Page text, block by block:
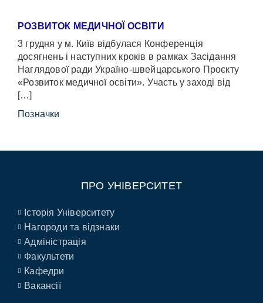
РОЗВИТОК МЕДИЧНОЇ ОСВІТИ
3 грудня у м. Київ відбулася Конференція
досягнень і наступних кроків в рамках Засідання
Наглядової ради Україно-швейцарського Проєкту
«Розвиток медичної освіти». Участь у заході від
[…]
Позначки
ПРО УНІВЕРСИТЕТ
Історія Університету
Нагороди та відзнаки
Адміністрація
Факультети
Кафедри
Вакансії